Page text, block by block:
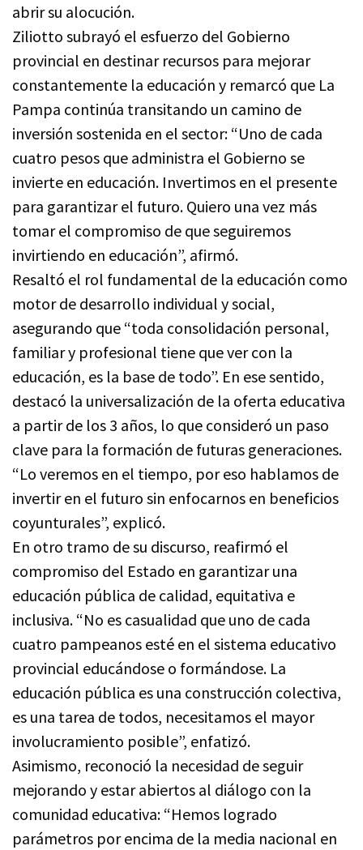
abrir su alocución.
Ziliotto subrayó el esfuerzo del Gobierno
provincial en destinar recursos para mejorar
constantemente la educación y remarcó que La
Pampa continúa transitando un camino de
inversión sostenida en el sector: “Uno de cada
cuatro pesos que administra el Gobierno se
invierte en educación. Invertimos en el presente
para garantizar el futuro. Quiero una vez más
tomar el compromiso de que seguiremos
invirtiendo en educación”, afirmó.
Resaltó el rol fundamental de la educación como
motor de desarrollo individual y social,
asegurando que “toda consolidación personal,
familiar y profesional tiene que ver con la
educación, es la base de todo”. En ese sentido,
destacó la universalización de la oferta educativa
a partir de los 3 años, lo que consideró un paso
clave para la formación de futuras generaciones.
“Lo veremos en el tiempo, por eso hablamos de
invertir en el futuro sin enfocarnos en beneficios
coyunturales”, explicó.
En otro tramo de su discurso, reafirmó el
compromiso del Estado en garantizar una
educación pública de calidad, equitativa e
inclusiva. “No es casualidad que uno de cada
cuatro pampeanos esté en el sistema educativo
provincial educándose o formándose. La
educación pública es una construcción colectiva,
es una tarea de todos, necesitamos el mayor
involucramiento posible”, enfatizó.
Asimismo, reconoció la necesidad de seguir
mejorando y estar abiertos al diálogo con la
comunidad educativa: “Hemos logrado
parámetros por encima de la media nacional en